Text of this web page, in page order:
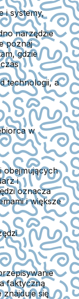
i systemy,
narzędzie
poznaj
gdzie
technologii, a
w
obejmujących
i
oznacza
i większe
faktyczną
znajduje się